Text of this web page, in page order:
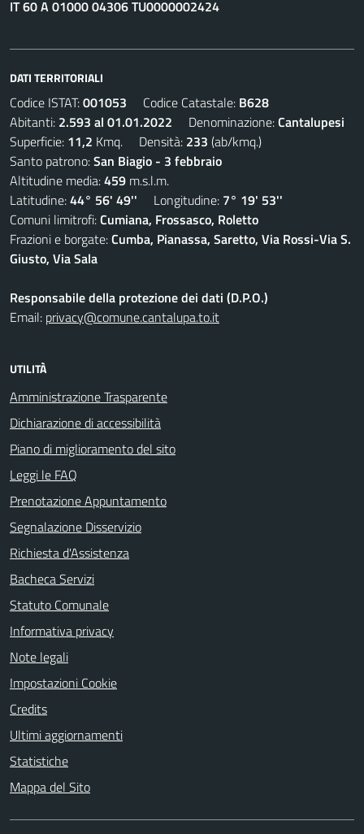
IT 60 A 01000 04306 TU0000002424
DATI TERRITORIALI
Codice ISTAT:001053 Codice Catastale: B628
Abitanti: 2.593 al 01.01.2022 Denominazione:Cantalupesi
Superficie: 11,2 Kmq. Densità: 233 (ab/kmq.)
Santo patrono:San Biagio - 3 febbraio
Altitudine media:459 m.s.l.m.
Latitudine:44° 56' 49'' Longitudine: 7° 19' 53''
Comuni limitrofi:Cumiana, Frossasco, Roletto
Frazioni e borgate:Cumba, Pianassa, Saretto, Via Rossi-Via S.
Giusto, Via Sala
Responsabile della protezione dei dati (D.P.O.)
Email: privacy@comune.cantalupa.to.it
UTILITÀ
Amministrazione Trasparente
Dichiarazione di accessibilità
Piano di miglioramento del sito
Leggi le FAQ
Prenotazione Appuntamento
Segnalazione Disservizio
Richiesta d'Assistenza
Bacheca Servizi
Statuto Comunale
Informativa privacy
Note legali
Impostazioni Cookie
Credits
Ultimi aggiornamenti
Statistiche
Mappa del Sito